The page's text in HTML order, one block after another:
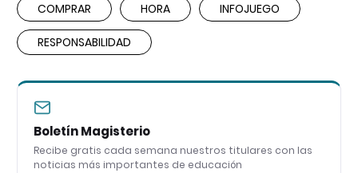
COMPRAR HORA INFOJUEGO
RESPONSABILIDAD
Boletín Magisterio
Recibe gratis cada semana nuestros titulares con las
noticias más importantes de educación